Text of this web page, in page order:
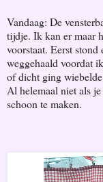
Vandaag: De
tijdje. Ik kan er maar
voorstaat. Eerst
weggehaald voordat
of dicht ging
Al helemaal niet als
schoon te maken.